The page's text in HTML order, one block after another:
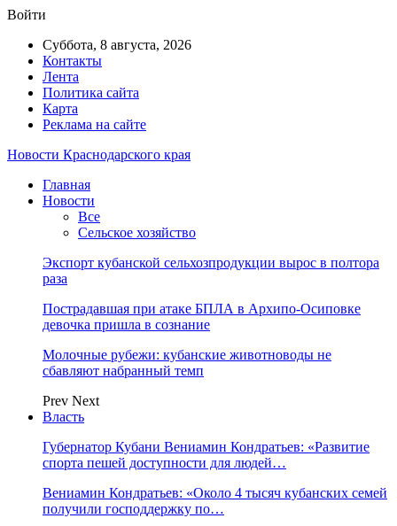
Войти
Суббота, 8 августа, 2026
Контакты
Лента
Политика сайта
Карта
Реклама на сайте
Новости Краснодарского края
Главная
Новости
Все
Сельское хозяйство
Экспорт кубанской сельхозпродукции вырос в полтора
раза
Пострадавшая при атаке БПЛА в Архипо-Осиповке
девочка пришла в сознание
Молочные рубежи: кубанские животноводы не
сбавляют набранный темп
Prev Next
Власть
Губернатор Кубани Вениамин Кондратьев: «Развитие
спорта пешей доступности для людей…
Вениамин Кондратьев: «Около 4 тысяч кубанских семей
получили господдержку по…